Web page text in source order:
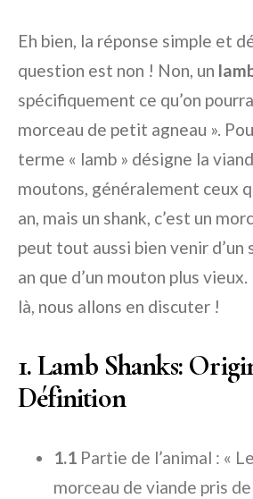
Eh bien, la réponse simple et
question est non ! Non, un
spécifiquement ce qu’on
morceau de petit agneau ».
terme « lamb » désigne la
moutons, généralement ceux
an, mais un shank, c’est un
peut tout aussi bien venir d’un
an que d’un mouton plus
là, nous allons en discuter !
1. Lamb Shanks:
Définition
1.1 Partie de l’animal : «
morceau de viande pris